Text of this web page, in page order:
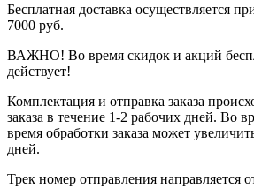
Бесплатная доставка осуществляется
7000 руб.
ВАЖНО! Во время скидок и акций
действует!
Комплектация и отправка заказа
заказа в течение 1-2 рабочих дней. Во
время обработки заказа может
дней.
Трек номер отправления направляется